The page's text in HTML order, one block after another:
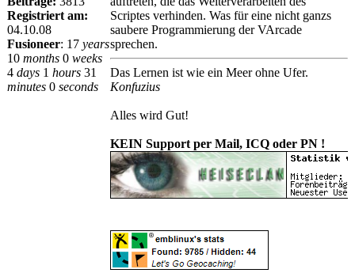
Registriert am:
04.10.08
Fusioneer: 17 years
10 months 0 weeks
4 days 1 hours 31
minutes 0 seconds
Scriptes verhinden. Was für eine nicht ganzs
saubere Programmierung der VArcade
sprechen.
Das Lernen ist wie ein Meer ohne Ufer.
Konfuzius
Alles wird Gut!
KEIN Support per Mail, ICQ oder PN !